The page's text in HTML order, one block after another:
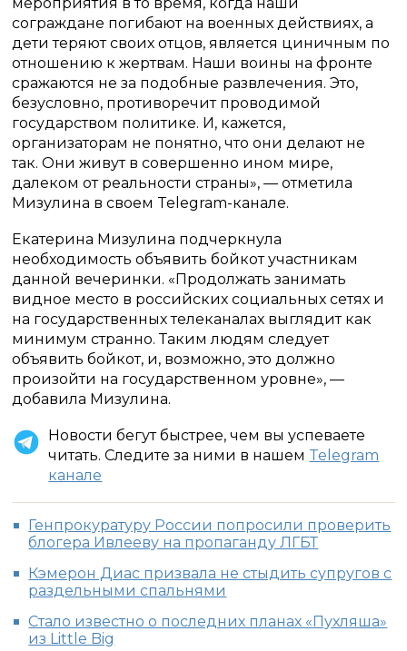
сограждане погибают на военных действиях, а
дети теряют своих отцов, является циничным по
отношению к жертвам. Наши воины на фронте
сражаются не за подобные развлечения. Это,
безусловно, противоречит проводимой
государством политике. И, кажется,
организаторам не понятно, что они делают не
так. Они живут в совершенно ином мире,
далеком от реальности страны», — отметила
Мизулина в своем Telegram-канале.
Екатерина Мизулина подчеркнула
необходимость объявить бойкот участникам
данной вечеринки. «Продолжать занимать
видное место в российских социальных сетях и
на государственных телеканалах выглядит как
минимум странно. Таким людям следует
объявить бойкот, и, возможно, это должно
произойти на государственном уровне», —
добавила Мизулина.
Новости бегут быстрее, чем вы успеваете
читать. Следите за ними в нашем Telegram
канале
Генпрокуратуру России попросили проверить
блогера Ивлееву на пропаганду ЛГБТ
Кэмерон Диас призвала не стыдить супругов с
раздельными спальнями
Стало известно о последних планах «Пухляша»
из Little Big